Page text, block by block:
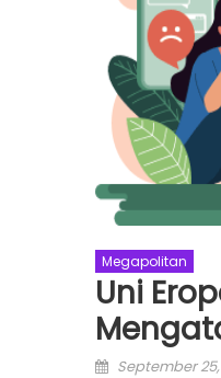
Megapolitan
Uni
Posted
September 25,